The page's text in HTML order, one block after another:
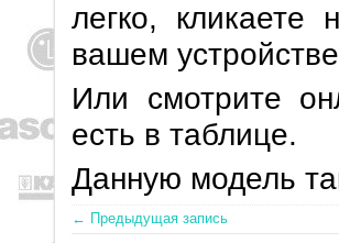
легко,
вашем
Или смотрите
есть в таблице.
Данную модель
← Предыдущая запись